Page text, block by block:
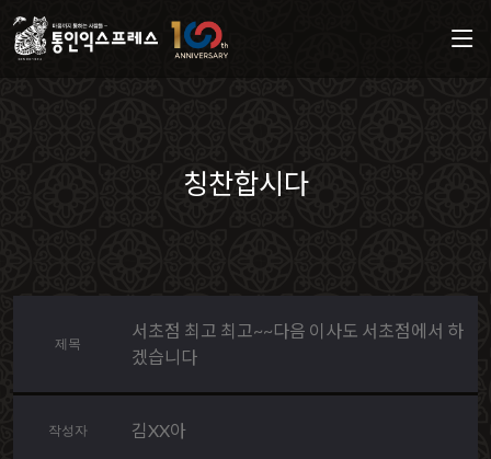
칭찬합시다
제목
서초점 최고 최고~~다음 이사도 서초점에서 하
겠습니다
작성자 김XX아